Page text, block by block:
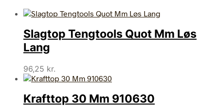
Slagtop Tengtools Quot Mm Løs
Lang
96,25 kr.
Krafttop 30 Mm 910630